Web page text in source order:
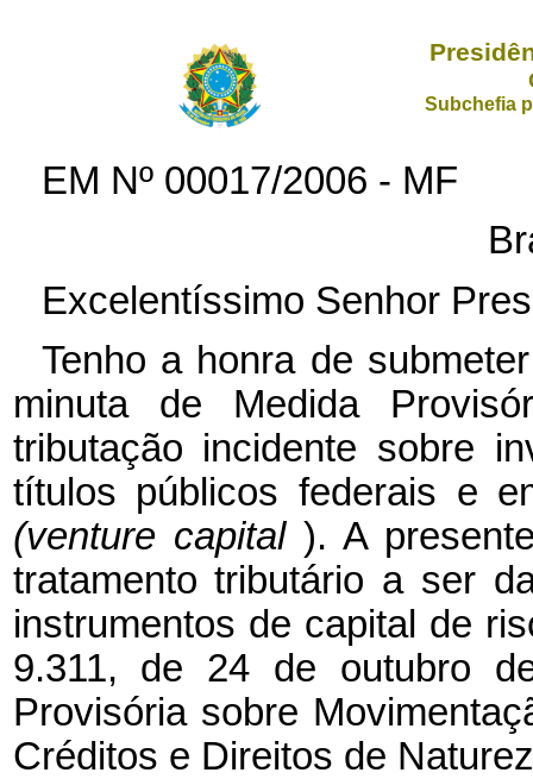
Subchefia
EM Nº 00017/2006 - MF
Excelentíssimo Senhor
Tenho a honra de
minuta de Medida
tributação incidente sobre
títulos públicos federais e
(venture capital ). A
tratamento tributário a ser
instrumentos de capital de
9.311, de 24 de outubro
Provisória sobre
Créditos e Direitos de